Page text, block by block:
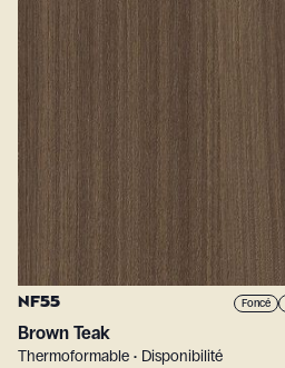
NF55 Foncé
Brown Teak
Thermoformable • Disponibilité